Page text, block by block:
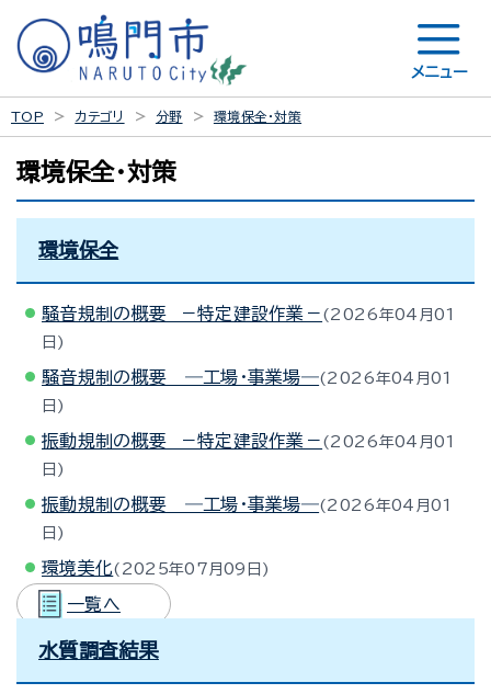
メニュー
TOP カテゴリ 分野 環境保全・対策
環境保全・対策
環境保全
騒音規制の概要 －特定建設作業－
2026年04月01
日
騒音規制の概要 ―工場・事業場― 2026年04月01
日
振動規制の概要 －特定建設作業－
2026年04月01
日
振動規制の概要 ―工場・事業場― 2026年04月01
日
環境美化 2025年07月09日
一覧へ
水質調査結果